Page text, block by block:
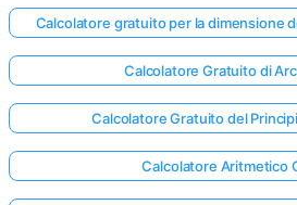
Calcolatore gratuito per la dimensione
Calcolatore Gratuito di
Calcolatore Gratuito del
Calcolatore Aritmetico